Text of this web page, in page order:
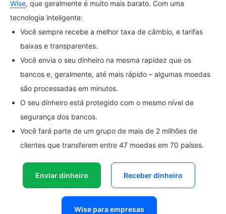
Wise, que geralmente é muito mais barato. Com uma
tecnologia inteligente:
Você sempre recebe a melhor taxa de câmbio, e tarifas
baixas e transparentes.
Você envia o seu dinheiro na mesma rapidez que os
bancos e, geralmente, até mais rápido – algumas moedas
são processadas em minutos.
O seu dinheiro está protegido com o mesmo nível de
segurança dos bancos.
Você fará parte de um grupo de mais de 2 milhões de
clientes que transferem entre 47 moedas em 70 países.
Enviar dinheiro Receber dinheiro
Wise para empresas